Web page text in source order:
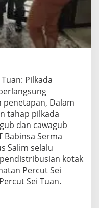
Pilkada
Dalam
tahap pilkada
dan cawagub
Babinsa Serma
Salim selalu
kotak
Percut Sei
Sei Tuan.